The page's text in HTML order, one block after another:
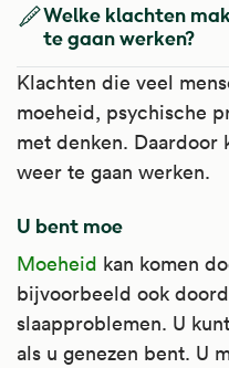
Welke klachten
te gaan werken?
Klachten die veel
moeheid, psychische
met denken. Daardoor
weer te gaan werken.
U bent moe
Moeheid kan komen
bijvoorbeeld ook
slaapproblemen. U
als u genezen bent. U